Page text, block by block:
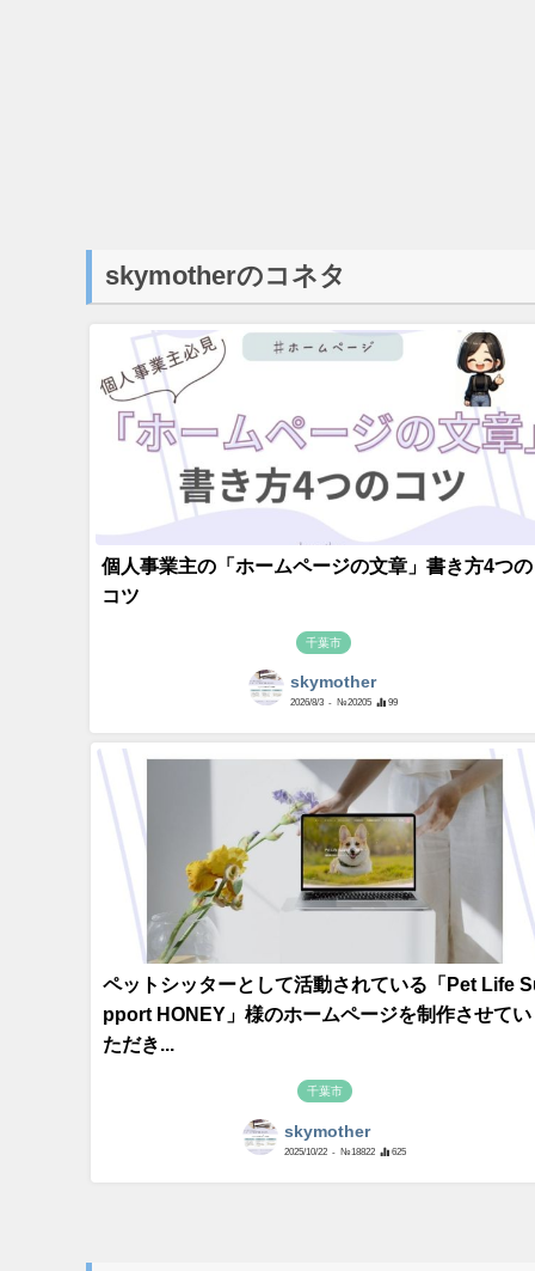
skymotherのコネタ
個人事業主の「ホームページの文章」書き方4つの
コツ
千葉市
skymother
2026/8/3 - №20205 99
ペットシッターとして活動されている「Pet Life
pport HONEY」様のホームページを制作させてい
ただき...
千葉市
skymother
2025/10/22 - №18822 625